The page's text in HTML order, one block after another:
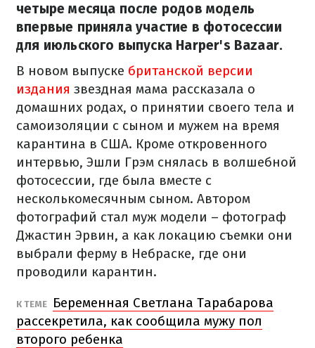
четыре месяца после родов модель
впервые приняла участие в фотосессии
для июльского выпуска Harper's Bazaar.
В новом выпуске британской версии
издания звездная мама рассказала о
домашних родах, о принятии своего тела и
самоизоляции с сыном и мужем на время
карантина в США. Кроме откровенного
интервью, Эшли Грэм снялась в волшебной
фотосессии, где была вместе с
несколькомесячным сыном. Автором
фотографий стал муж модели – фотограф
Джастин Эрвин, а как локацию съемки они
выбрали ферму в Небраске, где они
проводили карантин.
К ТЕМЕ
Беременная Светлана Тарабарова
рассекретила, как сообщила мужу пол
второго ребенка